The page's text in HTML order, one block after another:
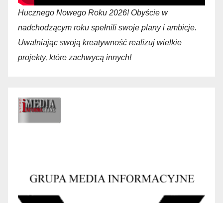
Hucznego Nowego Roku 2026! Obyście w
nadchodzącym roku spełnili swoje plany i ambicje.
Uwalniając swoją kreatywność realizuj wielkie
projekty, które zachwycą innych!